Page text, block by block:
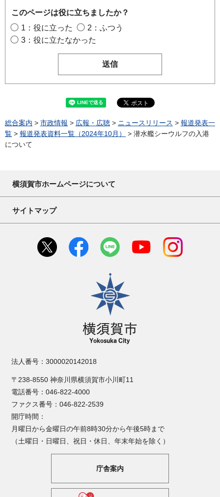
このページは役に立ちましたか？
1：役に立った
2：ふつう
3：役に立たなかった
総合案内 > 市政情報 > 広報・広聴 > ニュースリリース > 報道発表一
覧 > 報道発表資料一覧（2024年10月）
> 潜水艦シーウルフの入港
について
横須賀市ホームページについて
サイトマップ
横須賀市
法人番号：3000020142018
〒238-8550 神奈川県横須賀市小川町11
電話番号：046-822-4000
ファクス番号：046-822-2539
開庁時間：
月曜日から金曜日の午前8時30分から午後5時まで
（土曜日・日曜日、祝日・休日、年末年始を除く）
庁舎案内